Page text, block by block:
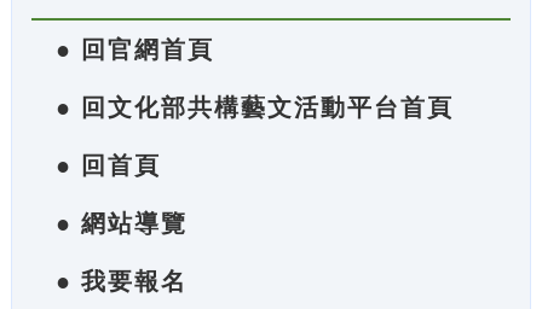
● 回官網首頁
● 回文化部共構藝文活動平台首頁
● 回首頁
● 網站導覽
● 我要報名